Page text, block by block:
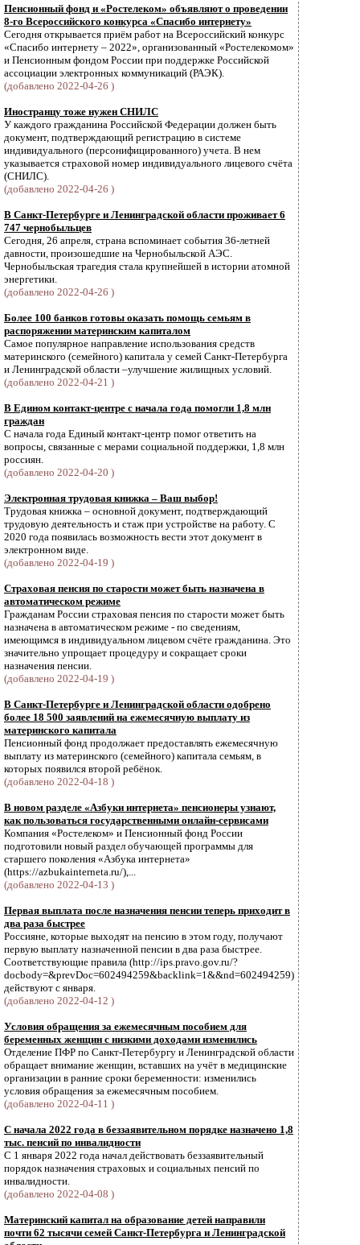
Пенсионный фонд и «Ростелеком» объявляют о проведении
8-го Всероссийского конкурса «Спасибо интернету»
Сегодня открывается приём работ на Всероссийский конкурс
«Спасибо интернету – 2022», организованный «Ростелекомом»
и Пенсионным фондом России при поддержке Российской
ассоциации электронных коммуникаций (РАЭК).
(добавлено 2022-04-26 )
Иностранцу тоже нужен СНИЛС
У каждого гражданина Российской Федерации должен быть
документ, подтверждающий регистрацию в системе
индивидуального (персонифицированного) учета. В нем
указывается страховой номер индивидуального лицевого счёта
(СНИЛС).
(добавлено 2022-04-26 )
В Санкт-Петербурге и Ленинградской области проживает 6
747 чернобыльцев
Сегодня, 26 апреля, страна вспоминает события 36-летней
давности, произошедшие на Чернобыльской АЭС.
Чернобыльская трагедия стала крупнейшей в истории атомной
энергетики.
(добавлено 2022-04-26 )
Более 100 банков готовы оказать помощь семьям в
распоряжении материнским капиталом
Самое популярное направление использования средств
материнского (семейного) капитала у семей Санкт-Петербурга
и Ленинградской области –улучшение жилищных условий.
(добавлено 2022-04-21 )
В Едином контакт-центре с начала года помогли 1,8 млн
граждан
С начала года Единый контакт-центр помог ответить на
вопросы, связанные с мерами социальной поддержки, 1,8 млн
россиян.
(добавлено 2022-04-20 )
Электронная трудовая книжка – Ваш выбор!
Трудовая книжка – основной документ, подтверждающий
трудовую деятельность и стаж при устройстве на работу. С
2020 года появилась возможность вести этот документ в
электронном виде.
(добавлено 2022-04-19 )
Страховая пенсия по старости может быть назначена в
автоматическом режиме
Гражданам России страховая пенсия по старости может быть
назначена в автоматическом режиме - по сведениям,
имеющимся в индивидуальном лицевом счёте гражданина. Это
значительно упрощает процедуру и сокращает сроки
назначения пенсии.
(добавлено 2022-04-19 )
В Санкт-Петербурге и Ленинградской области одобрено
более 18 500 заявлений на ежемесячную выплату из
материнского капитала
Пенсионный фонд продолжает предоставлять ежемесячную
выплату из материнского (семейного) капитала семьям, в
которых появился второй ребёнок.
(добавлено 2022-04-18 )
В новом разделе «Азбуки интернета» пенсионеры узнают,
как пользоваться государственными онлайн-сервисами
Компания «Ростелеком» и Пенсионный фонд России
подготовили новый раздел обучающей программы для
старшего поколения «Азбука интернета»
(https://azbukainterneta.ru/),...
(добавлено 2022-04-13 )
Первая выплата после назначения пенсии теперь приходит в
два раза быстрее
Россияне, которые выходят на пенсию в этом году, получают
первую выплату назначенной пенсии в два раза быстрее.
Соответствующие правила (http://ips.pravo.gov.ru/?
docbody=&prevDoc=602494259&backlink=1&&nd=602494259)
действуют с января.
(добавлено 2022-04-12 )
Условия обращения за ежемесячным пособием для
беременных женщин с низкими доходами изменились
Отделение ПФР по Санкт-Петербургу и Ленинградской области
обращает внимание женщин, вставших на учёт в медицинские
организации в ранние сроки беременности: изменились
условия обращения за ежемесячным пособием.
(добавлено 2022-04-11 )
С начала 2022 года в беззаявительном порядке назначено 1,8
тыс. пенсий по инвалидности
С 1 января 2022 года начал действовать беззаявительный
порядок назначения страховых и социальных пенсий по
инвалидности.
(добавлено 2022-04-08 )
Материнский капитал на образование детей направили
почти 62 тысячи семей Санкт-Петербурга и Ленинградской